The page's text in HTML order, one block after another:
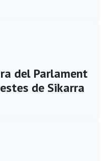
del Parlament
de Sikarra